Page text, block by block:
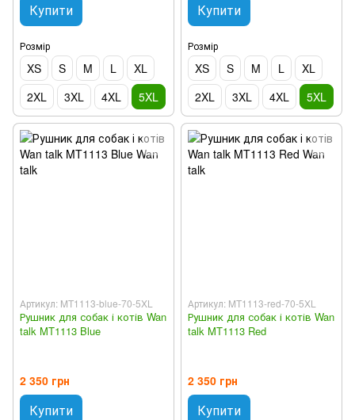
Купити
Розмір
XS S M L
XL
2XL
3XL 4XL 5XL
Купити
Розмір
XS S M L
XL
2XL
3XL 4XL 5XL
Артикул: MT1113-blue-70-5XL
Рушник для собак і котів Wan
talk MT1113 Blue
2 350 грн
Купити
Артикул: MT1113-red-70-5XL
Рушник для собак і котів Wan
talk MT1113 Red
2 350 грн
Купити